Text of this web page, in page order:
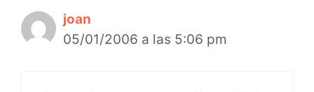
joan
05/01/2006 a las 5:06 pm